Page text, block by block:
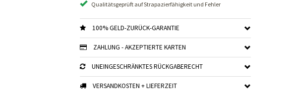
Qualitätsgeprüft auf Strapazierfähigkeit und Fehler
100% GELD-ZURÜCK-GARANTIE
ZAHLUNG - AKZEPTIERTE KARTEN
UNEINGESCHRÄNKTES RÜCKGABERECHT
VERSANDKOSTEN + LIEFERZEIT